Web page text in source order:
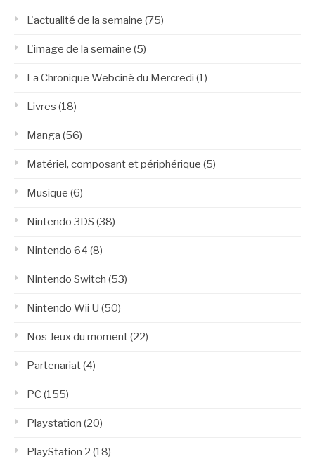
L'actualité de la semaine (75)
L'image de la semaine (5)
La Chronique Webciné du Mercredi (1)
Livres (18)
Manga (56)
Matériel, composant et périphérique (5)
Musique (6)
Nintendo 3DS (38)
Nintendo 64 (8)
Nintendo Switch (53)
Nintendo Wii U (50)
Nos Jeux du moment(22)
Partenariat(4)
PC(155)
Playstation (20)
PlayStation 2 (18)